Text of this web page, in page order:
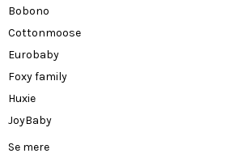
Bobono
Cottonmoose
Eurobaby
Foxy family
Huxie
JoyBaby
Se mere